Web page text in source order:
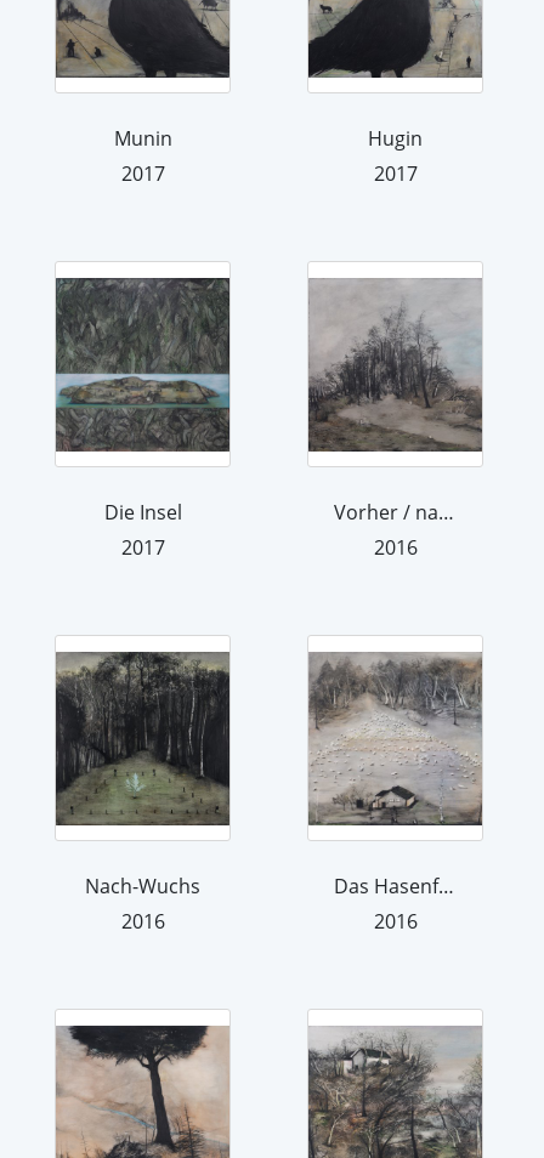
Munin
2017
Hugin
2017
Die Insel
2017
Vorher / nachher
2016
Nach-Wuchs
2016
Das Hasenfest
2016